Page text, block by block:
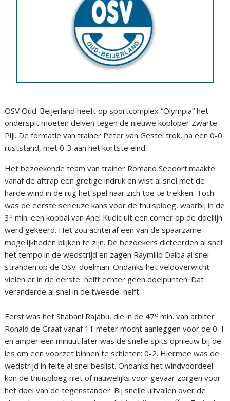
OSV Oud-Beijerland heeft op sportcomplex “Olympia” het
onderspit moeten delven tegen de nieuwe koploper Zwarte
Pijl. De formatie van trainer Peter van Gestel trok, na een 0-0
ruststand, met 0-3 aan het kortste eind.
Het bezoekende team van trainer Romano Seedorf maakte
vanaf de aftrap een gretige indruk en wist al snel met de
harde wind in de rug het spel naar zich toe te trekken. Toch
was de eerste serieuze kans voor de thuisploeg, waarbij in de
3 e min. een kopbal van Anel Kudic uit een corner op de doellijn
werd gekeerd. Het zou achteraf een van de spaarzame
mogelijkheden blijken te zijn. De bezoekers dicteerden al snel
het tempo in de wedstrijd en zagen Raymillo Dalba al snel
stranden op de OSV-doelman. Ondanks het veldoverwicht
vielen er in de eerste helft echter geen doelpunten. Dat
veranderde al snel in de tweede helft.
Eerst was het Shabani Rajabu, die in de 47e min. van arbiter
Ronald de Graaf vanaf 11 meter mocht aanleggen voor de 0-1
en amper een minuut later was de snelle spits opnieuw bij de
les om een voorzet binnen te schieten: 0-2. Hiermee was de
wedstrijd in feite al snel beslist. Ondanks het windvoordeel
kon de thuisploeg niet of nauwelijks voor gevaar zorgen voor
het doel van de tegenstander. Bij snelle uitvallen over de